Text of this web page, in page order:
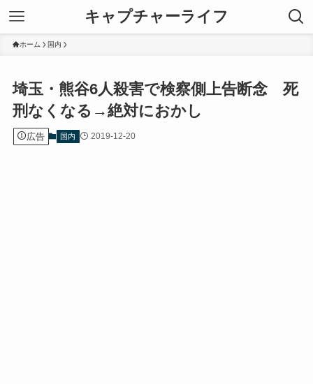
キャプチャーライフ
ホーム 国内
埼玉・熊谷6人殺害で検察側上告断念 死
刑なくなる→絶対におかし
広告 国内 2019-12-20